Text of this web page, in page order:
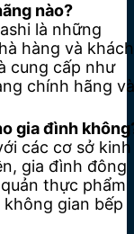
nào?
là những
hàng và khách
cung cấp như
chính hãng và
gia đình
các cơ sở kinh
gia đình đông
thực phẩm
gian bếp